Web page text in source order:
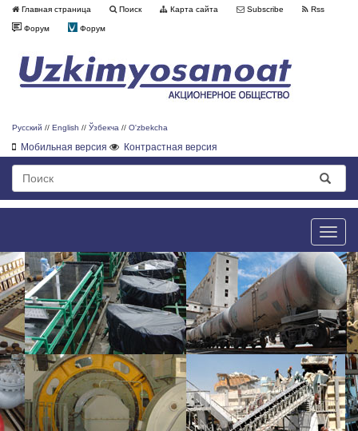
Главная страница Поиск Карта сайта Subscribe Rss
Форум Форум
Русский // English // Ўзбекча // O'zbekcha
Мобильная версия Контрастная версия
Toggle